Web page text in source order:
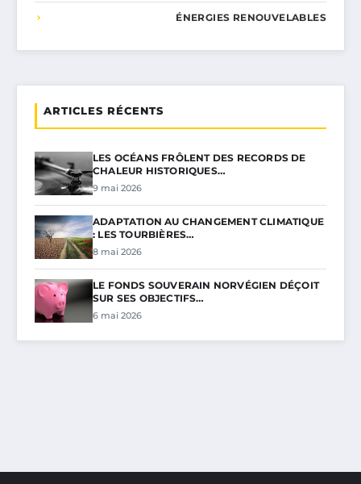
ÉNERGIES RENOUVELABLES
ARTICLES RÉCENTS
LES OCÉANS FRÔLENT DES RECORDS DE
CHALEUR HISTORIQUES…
9 mai 2026
ADAPTATION AU CHANGEMENT CLIMATIQUE
: LES TOURBIÈRES…
8 mai 2026
LE FONDS SOUVERAIN NORVÉGIEN DÉÇOIT
SUR SES OBJECTIFS…
6 mai 2026